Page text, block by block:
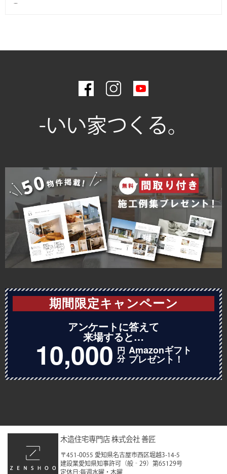
2024年3月
2024年2月
2023年12月
2023年11月
2023年10月
2023年9月
2023年8月
2023年6月
2023年5月
2023年2月
2023年1月
2022年10月
2022年9月
2022年8月
工務部品質管理課
工務部工務課
設計部設計課
営業部営業課
-いい家つくる。
期間限定キャンペーン
アンケートに答えて
来場すると…
10,000 円
分
Amazonギフト
プレゼント！
木造住宅専門店 株式会社 善匠
〒451-0055 愛知県名古屋市西区堀越3-14-5
建設業愛知県知事許可（般‐29）第65129号